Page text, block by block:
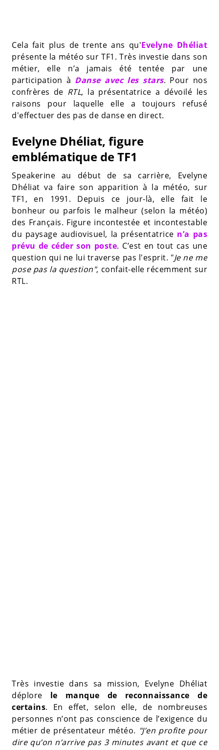
Cela fait plus de trente ans qu'Evelyne Dhéliat
présente la météo sur TF1. Très investie dans son
métier, elle n’a jamais été tentée par une
participation à Danse avec les stars. Pour nos
confrères de RTL, la présentatrice a dévoilé les
raisons pour laquelle elle a toujours refusé
d'effectuer des pas de danse en direct.
Evelyne Dhéliat, figure
emblématique de TF1
Speakerine au début de sa carrière, Evelyne
Dhéliat va faire son apparition à la météo, sur
TF1, en 1991. Depuis ce jour-là, elle fait le
bonheur ou parfois le malheur (selon la météo)
des Français. Figure incontestée et incontestable
du paysage audiovisuel, la présentatrice n’a pas
prévu de céder son poste. C’est en tout cas une
question qui ne lui traverse pas l'esprit. "Je ne me
pose pas la question", confait-elle récemment sur
RTL.
Très investie dans sa mission, Evelyne Dhéliat
déplore le manque de reconnaissance de
certains. En effet, selon elle, de nombreuses
personnes n’ont pas conscience de l’exigence du
métier de présentateur météo. "J’en profite pour
dire qu’on n’arrive pas 3 minutes avant et que ce